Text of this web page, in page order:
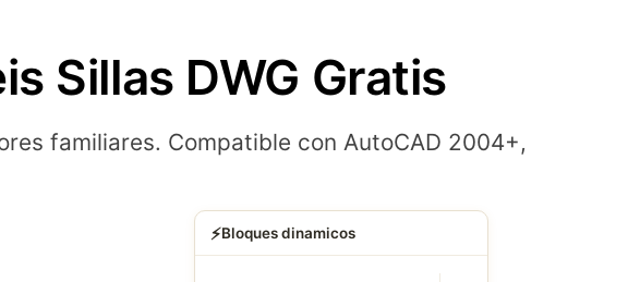
Sillas DWG Gratis
familiares. Compatible con AutoCAD 2004+,
⚡Bloques dinamicos